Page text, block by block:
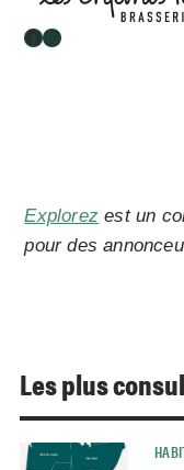
Facebook Instagram
Explorez est un
pour des
Les plus